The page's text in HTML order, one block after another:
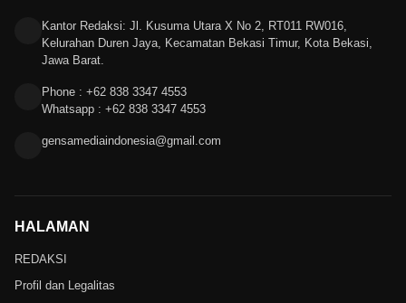
Kantor Redaksi: Jl. Kusuma Utara X No 2, RT011 RW016,
Kelurahan Duren Jaya, Kecamatan Bekasi Timur, Kota Bekasi,
Jawa Barat.
Phone : +62 838 3347 4553
Whatsapp : +62 838 3347 4553
gensamediaindonesia@gmail.com
HALAMAN
REDAKSI
Profil dan Legalitas